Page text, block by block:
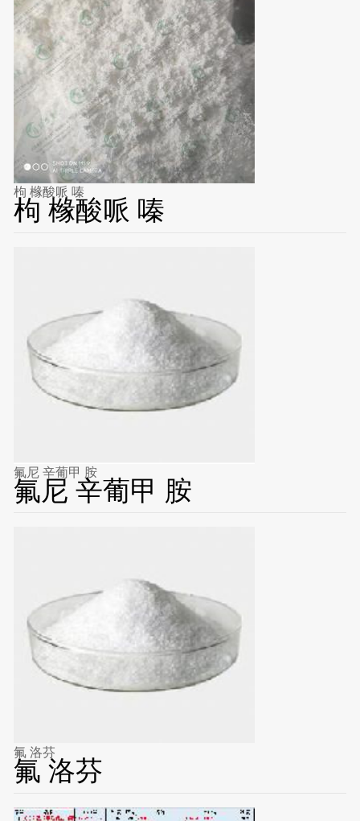
枸 橼酸哌 嗪
枸 橼酸哌 嗪
氟尼 辛葡甲 胺
氟尼 辛葡甲 胺
氟 洛芬
氟 洛芬